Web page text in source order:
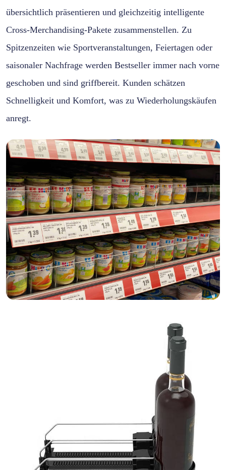
übersichtlich präsentieren und gleichzeitig intelligente
Cross-Merchandising-Pakete zusammenstellen. Zu
Spitzenzeiten wie Sportveranstaltungen, Feiertagen oder
saisonaler Nachfrage werden Bestseller immer nach vorne
geschoben und sind griffbereit. Kunden schätzen
Schnelligkeit und Komfort, was zu Wiederholungskäufen
anregt.